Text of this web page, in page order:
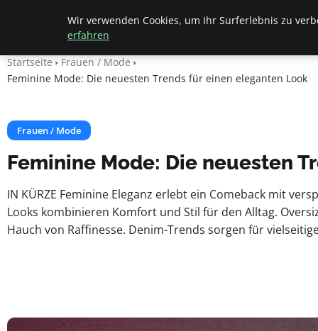
Apemania Shop
Startseite
Frauen / Mode
Feminine Mode: Die neuesten Trends für einen eleganten Look
Frauen / Mode
Feminine Mode: Die neuesten
IN KÜRZE Feminine Eleganz erlebt ein Comeback mit
Looks kombinieren Komfort und Stil für den Alltag.
Hauch von Raffinesse. Denim-Trends sorgen für
Wir verwenden Cookies, um Ihr Surferlebnis zu
erfahren